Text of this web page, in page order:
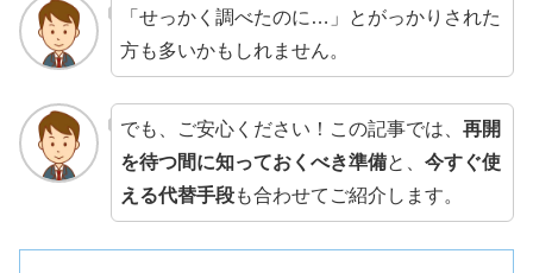
「せっかく調べたのに…」とがっかりされた
方も多いかもしれません。
でも、ご安心ください！この記事では、 再開
を待つ間に知っておくべき準備と、 今すぐ使
える代替手段も合わせてご紹介します。